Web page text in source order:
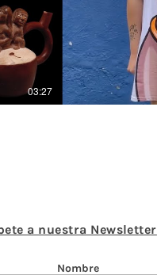
03:27
a nuestra Newsletter
Nombre